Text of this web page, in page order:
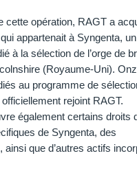
cette opération, RAGT a
appartenait à Syngenta,
à la sélection de l’orge de
(Royaume-Uni).
au programme de
rejoint RAGT.
également certains droits
de Syngenta, des
ainsi que d’autres actifs